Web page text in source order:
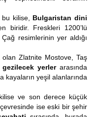
kilise, Bulgaristan dini
biridir. Freskleri 1200’lü
resimlerinin yer aldığı
olan Zlatnite Mostove, Taş
gezilecek yerler arasında
kayaların yeşil alanlarında
ve son derece küçük
ise eski bir şehir